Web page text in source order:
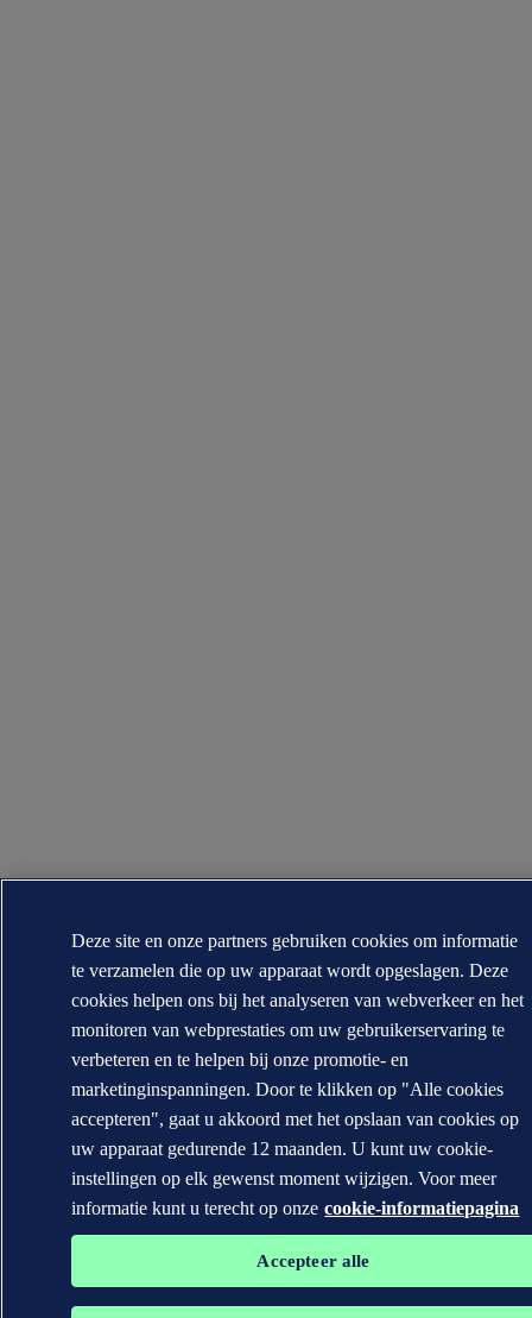
Deze site en onze partners gebruiken cookies om informatie
te verzamelen die op uw apparaat wordt opgeslagen. Deze
cookies helpen ons bij het analyseren van webverkeer en het
monitoren van webprestaties om uw gebruikerservaring te
verbeteren en te helpen bij onze promotie- en
marketinginspanningen. Door te klikken op "Alle cookies
accepteren", gaat u akkoord met het opslaan van cookies op
uw apparaat gedurende 12 maanden. U kunt uw cookie-
instellingen op elk gewenst moment wijzigen. Voor meer
informatie kunt u terecht op onze cookie-informatiepagina
Accepteer alle